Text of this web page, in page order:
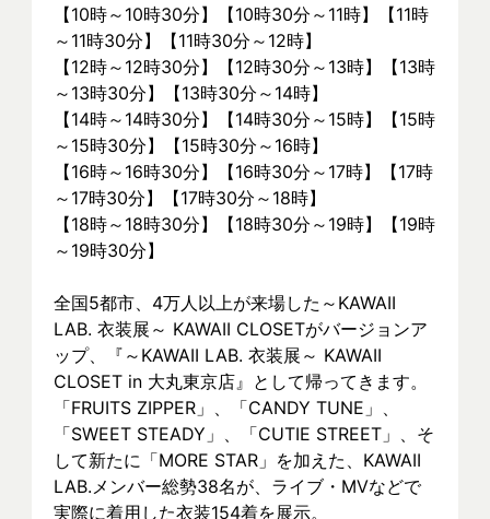
【10時～10時30分】【10時30分～11時】【11時
～11時30分】【11時30分～12時】
【12時～12時30分】【12時30分～13時】【13時
～13時30分】【13時30分～14時】
【14時～14時30分】【14時30分～15時】【15時
～15時30分】【15時30分～16時】
【16時～16時30分】【16時30分～17時】【17時
～17時30分】【17時30分～18時】
【18時～18時30分】【18時30分～19時】【19時
～19時30分】
全国5都市、4万⼈以上が来場した～KAWAII
LAB. 衣装展～ KAWAII CLOSETがバージョンア
ップ、『～KAWAII LAB. 衣装展～ KAWAII
CLOSET in 大丸東京店』として帰ってきます。
「FRUITS ZIPPER」、「CANDY TUNE」、
「SWEET STEADY」、「CUTIE STREET」、そ
して新たに「MORE STAR」を加えた、KAWAII
LAB.メンバー総勢38名が、ライブ・MVなどで
実際に着⽤した衣装154着を展示。